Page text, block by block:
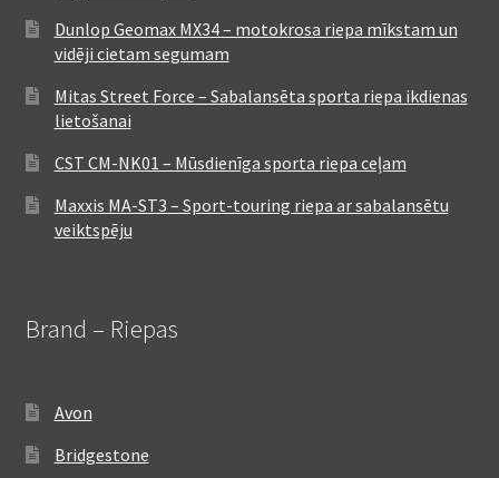
Dunlop Geomax MX34 – motokrosa riepa mīkstam un
vidēji cietam segumam
Mitas Street Force – Sabalansēta sporta riepa ikdienas
lietošanai
CST CM-NK01 – Mūsdienīga sporta riepa ceļam
Maxxis MA-ST3 – Sport-touring riepa ar sabalansētu
veiktspēju
Brand – Riepas
Avon
Bridgestone